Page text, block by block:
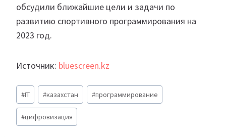
обсудили ближайшие цели и задачи по
развитию спортивного программирования на
2023 год.
Источник: bluescreen.kz
Метки
записи:
#IT #казахстан #программирование
#цифровизация